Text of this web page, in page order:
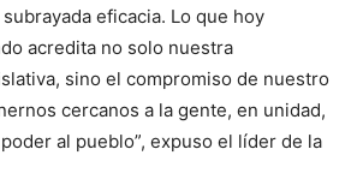
eficacia. Lo que hoy
acredita no solo nuestra
sino el compromiso de nuestro
cercanos a la gente, en unidad,
al pueblo”, expuso el líder de la